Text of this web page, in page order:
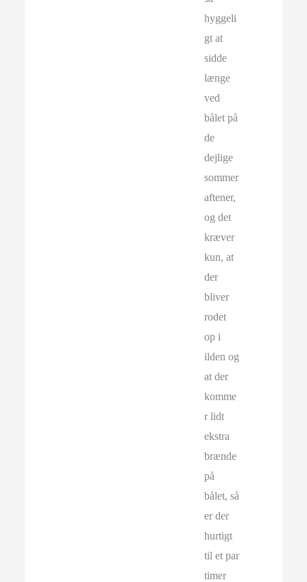
hyggeli
gt at
sidde
længe
ved
bålet på
de
dejlige
sommer
aftener,
og det
kræver
kun, at
der
bliver
rodet
op i
ilden og
at der
komme
r lidt
ekstra
brænde
på
bålet, så
er der
hurtigt
til et par
timer